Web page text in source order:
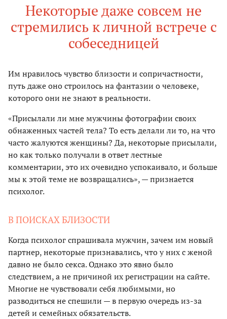
Некоторые даже совсем не
стремились к личной встрече с
собеседницей
Им нравилось чувство близости и сопричастности,
путь даже оно строилось на фантазии о человеке,
которого они не знают в реальности.
«Присылали ли мне мужчины фотографии своих
обнаженных частей тела? То есть делали ли то, на что
часто жалуются женщины? Да, некоторые присылали,
но как только получали в ответ лестные
комментарии, это их очевидно успокаивало, и больше
мы к этой теме не возвращались», — признается
психолог.
В ПОИСКАХ БЛИЗОСТИ
Когда психолог спрашивала мужчин, зачем им новый
партнер, некоторые признавались, что у них с женой
давно не было секса. Однако это явно было
следствием, а не причиной их регистрации на сайте.
Многие не чувствовали себя любимыми, но
разводиться не спешили — в первую очередь из-за
детей и семейных обязательств.